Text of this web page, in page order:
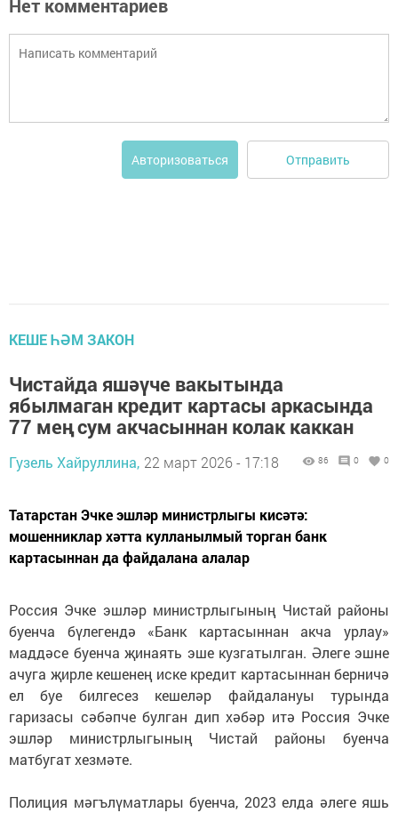
Нет комментариев
Авторизоваться Отправить
КЕШЕ ҺӘМ ЗАКОН
Чистайда яшәүче вакытында
ябылмаган кредит картасы аркасында
77 мең сум акчасыннан колак каккан
Гузель Хайруллина, 22 март 2026 - 17:18 86 0 0
Татарстан Эчке эшләр министрлыгы кисәтә:
мошенниклар хәтта кулланылмый торган банк
картасыннан да файдалана алалар
Россия Эчке эшләр министрлыгының Чистай районы
буенча бүлегендә «Банк картасыннан акча урлау»
маддәсе буенча җинаять эше кузгатылган. Әлеге эшне
ачуга җирле кешенең иске кредит картасыннан берничә
ел буе билгесез кешеләр файдалануы турында
гаризасы сәбәпче булган дип хәбәр итә Россия Эчке
эшләр министрлыгының Чистай районы буенча
матбугат хезмәте.
Полиция мәгълүматлары буенча, 2023 елда әлеге яшь